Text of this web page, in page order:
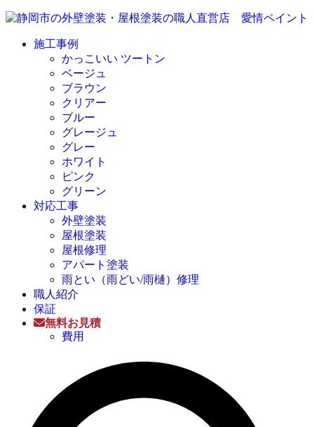
施工事例
かっこいい ツートン
ベージュ
ブラウン
クリアー
ブルー
グレージュ
グレー
ホワイト
ピンク
グリーン
対応工事
外壁塗装
屋根塗装
屋根修理
アパート塗装
雨とい（雨どい/雨樋）修理
職人紹介
保証
無料お見積
費用